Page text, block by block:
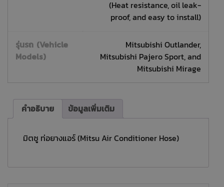
(Heat resistance, oil leak-
proof, and easy to install)
รุ่นรถ (Vehicle
Models)
Mitsubishi Outlander,
Mitsubishi Pajero Sport, and
Mitsubishi Mirage
คำอธิบาย ข้อมูลเพิ่มเติม
มิตซู ท่อยางแอร์ (Mitsu Air Conditioner Hose)